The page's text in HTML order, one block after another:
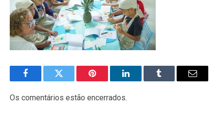
FacebookTwitter Pinterest LinkedInTumblr
E-
Os comentários estão encerrados.